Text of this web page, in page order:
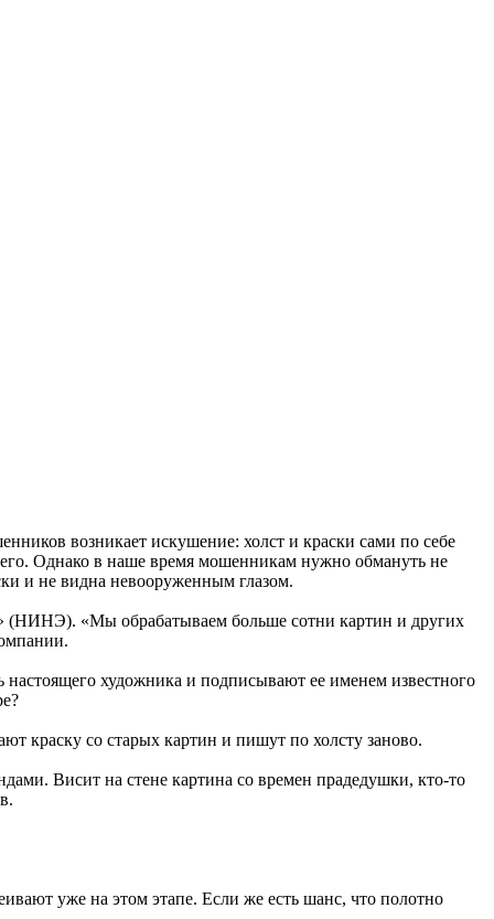
возникает искушение: холст и краски сами по себе
Однако в наше время мошенникам нужно обмануть не
и не видна невооруженным глазом.
(НИНЭ). «Мы обрабатываем больше сотни картин и других
художника и подписывают ее именем известного
краску со старых картин и пишут по холсту заново.
Висит на стене картина со времен прадедушки, кто-то
уже на этом этапе. Если же есть шанс, что полотно